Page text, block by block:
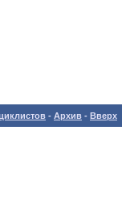
- Архив - Вверх